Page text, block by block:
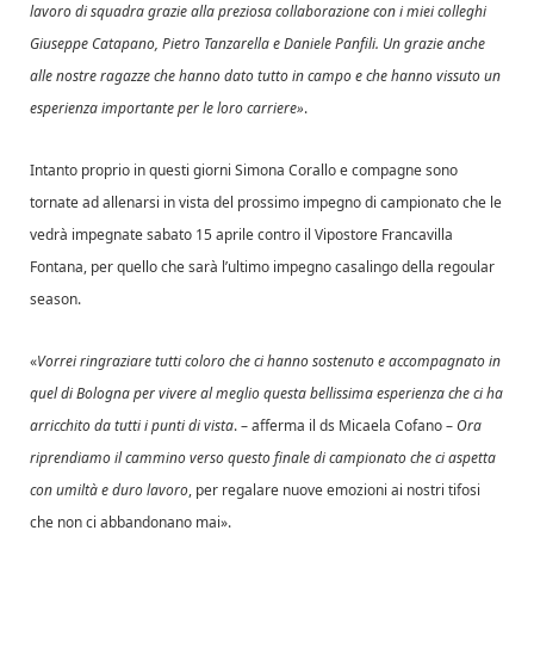
lavoro di squadra grazie alla preziosa collaborazione con i miei colleghi
Giuseppe Catapano, Pietro Tanzarella e Daniele Panfili. Un grazie anche
alle nostre ragazze che hanno dato tutto in campo e che hanno vissuto un
esperienza importante per le loro carriere».
Intanto proprio in questi giorni Simona Corallo e compagne sono
tornate ad allenarsi in vista del prossimo impegno di campionato che le
vedrà impegnate sabato 15 aprile contro il Vipostore Francavilla
Fontana, per quello che sarà l’ultimo impegno casalingo della regoular
season.
«Vorrei ringraziare tutti coloro che ci hanno sostenuto e accompagnato in
quel di Bologna per vivere al meglio questa bellissima esperienza che ci ha
arricchito da tutti i punti di vista. – afferma il ds Micaela Cofano –Ora
riprendiamo il cammino verso questo finale di campionato che ci aspetta
con umiltà e duro lavoro, per regalare nuove emozioni ai nostri tifosi
che non ci abbandonano mai».